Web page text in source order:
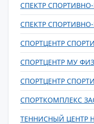
СПЕКТР
СПЕКТР
СПОРТЦЕНТР
СПОРТЦЕНТР МУ
СПОРТЦЕНТР
СПОРТКОМПЛЕКС
ТЕННИСНЫЙ ЦЕНТР